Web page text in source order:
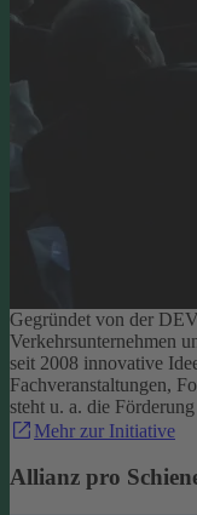
Gegründet von der
Verkehrsunternehmen
seit 2008 innovative
Fachveranstaltungen,
steht u. a. die
Mehr zur Initiative
Allianz pro